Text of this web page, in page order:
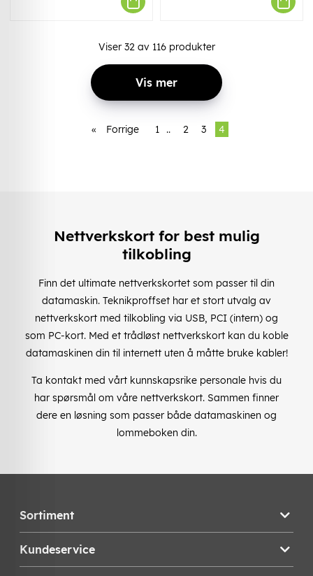
Viser 32av 116produkter
Vis mer
« Forrige 1 .. 2 3 4
Nettverkskort for best mulig
tilkobling
Finn det ultimate nettverkskortet som passer til din
datamaskin. Teknikproffset har et stort utvalg av
nettverkskort med tilkobling via USB, PCI (intern) og
som PC-kort. Med et trådløst nettverkskort kan du koble
datamaskinen din til internett uten å måtte bruke kabler!
Ta kontakt med vårt kunnskapsrike personale hvis du
har spørsmål om våre nettverkskort. Sammen finner
dere en løsning som passer både datamaskinen og
lommeboken din.
Sortiment
Kundeservice